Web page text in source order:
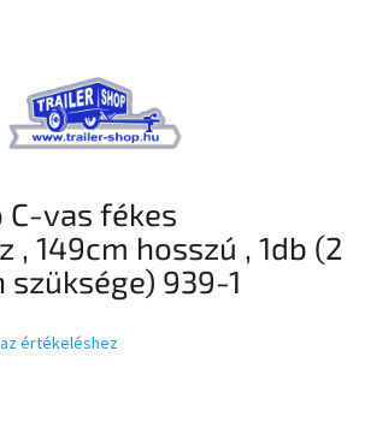
vas fékes
, 149cm hosszú , 1db (2
szüksége) 939-1
értékeléshez